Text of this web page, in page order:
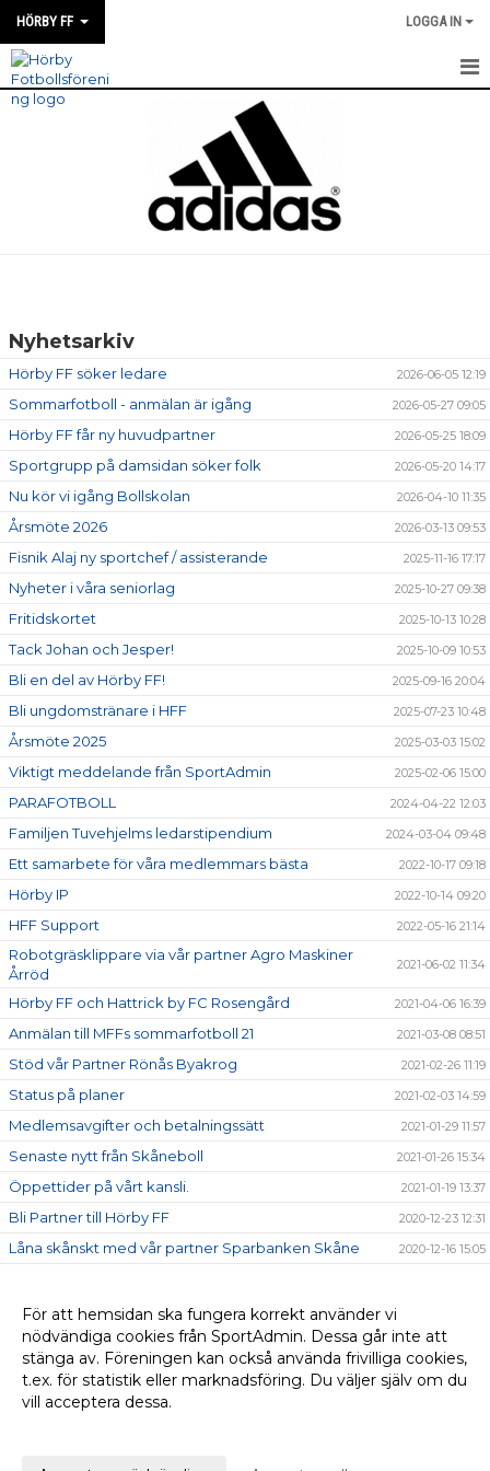
HÖRBY FF LOGGA IN
HEM
MEDLEMSFÖRMÅNER
KALENDER
MATCHER
DOKUMENT
UTHYRNING (LOKAL/TÄLT/MÖBLER)
Nyhetsarkiv
Hörby FF söker ledare 2026-06-05 12:19
Sommarfotboll - anmälan är igång 2026-05-27 09:05
Hörby FF får ny huvudpartner 2026-05-25 18:09
Sportgrupp på damsidan söker folk 2026-05-20 14:17
Nu kör vi igång Bollskolan 2026-04-10 11:35
Årsmöte 2026 2026-03-13 09:53
Fisnik Alaj ny sportchef / assisterande 2025-11-16 17:17
Nyheter i våra seniorlag 2025-10-27 09:38
Fritidskortet 2025-10-13 10:28
Tack Johan och Jesper! 2025-10-09 10:53
Bli en del av Hörby FF! 2025-09-16 20:04
Bli ungdomstränare i HFF 2025-07-23 10:48
Årsmöte 2025 2025-03-03 15:02
Viktigt meddelande från SportAdmin 2025-02-06 15:00
PARAFOTBOLL 2024-04-22 12:03
Familjen Tuvehjelms ledarstipendium 2024-03-04 09:48
Ett samarbete för våra medlemmars bästa 2022-10-17 09:18
Hörby IP 2022-10-14 09:20
HFF Support 2022-05-16 21:14
Robotgräsklippare via vår partner Agro Maskiner
Årröd
2021-06-02 11:34
Hörby FF och Hattrick by FC Rosengård 2021-04-06 16:39
Anmälan till MFFs sommarfotboll 21 2021-03-08 08:51
Stöd vår Partner Rönås Byakrog 2021-02-26 11:19
Status på planer 2021-02-03 14:59
Medlemsavgifter och betalningssätt 2021-01-29 11:57
Senaste nytt från Skåneboll 2021-01-26 15:34
Öppettider på vårt kansli. 2021-01-19 13:37
Bli Partner till Hörby FF 2020-12-23 12:31
Låna skånskt med vår partner Sparbanken Skåne 2020-12-16 15:05
Hörby IP
Corona -råd och riktlinjer 2020-03-13 17:11
Vill du bli en del av Hörby FF? 2020-01-14 15:17
För att hemsidan ska fungera korrekt använder vi
nödvändiga cookies från SportAdmin. Dessa går inte att
stänga av. Föreningen kan också använda frivilliga cookies,
t.ex. för statistik eller marknadsföring. Du väljer själv om du
vill acceptera dessa.